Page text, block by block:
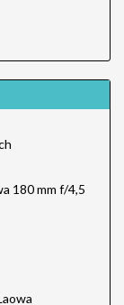
180 mm f/4,5